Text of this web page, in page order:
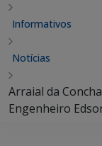
Informativos
Notícias
Arraial da
Engenheiro